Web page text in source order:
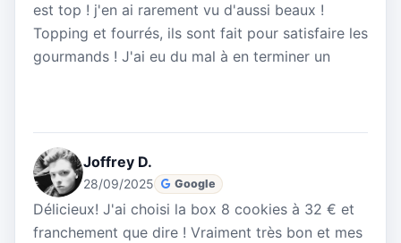
est top ! j'en ai rarement vu d'aussi beaux !
Topping et fourrés, ils sont fait pour satisfaire les
gourmands ! J'ai eu du mal à en terminer un
Joffrey D.
28/09/2025 Google
Délicieux! J'ai choisi la box 8 cookies à 32 € et
franchement que dire ! Vraiment très bon et mes